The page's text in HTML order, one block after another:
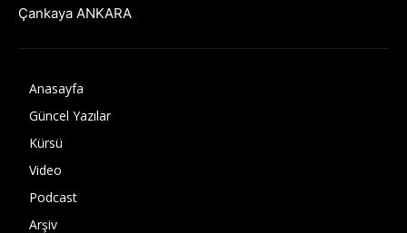
Çankaya ANKARA
Anasayfa
Güncel Yazılar
Kürsü
Video
Podcast
Arşiv